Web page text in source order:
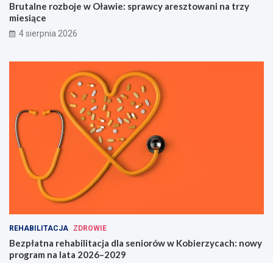
Brutalne rozboje w Oławie: sprawcy aresztowani na trzy
miesiące
4 sierpnia 2026
REHABILITACJA ZDROWIE
Bezpłatna rehabilitacja dla seniorów w Kobierzycach: nowy
program na lata 2026–2029